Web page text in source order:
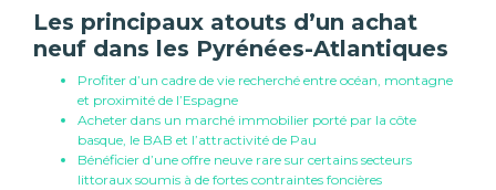
Les principaux atouts d’un achat
neuf dans les Pyrénées-Atlantiques
Profiter d’un cadre de vie recherché entre océan, montagne
et proximité de l’Espagne
Acheter dans un marché immobilier porté par la côte
basque, le BAB et l’attractivité de Pau
Bénéficier d’une offre neuve rare sur certains secteurs
littoraux soumis à de fortes contraintes foncières